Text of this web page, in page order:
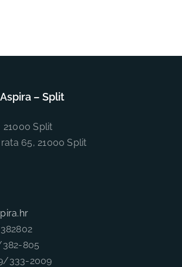
– Split
21000 Split
65, 21000 Split
382-805
333-2009